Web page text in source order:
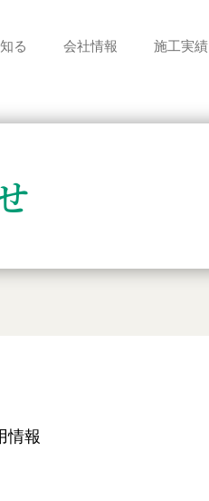
る 会社情報 施工実績
情報